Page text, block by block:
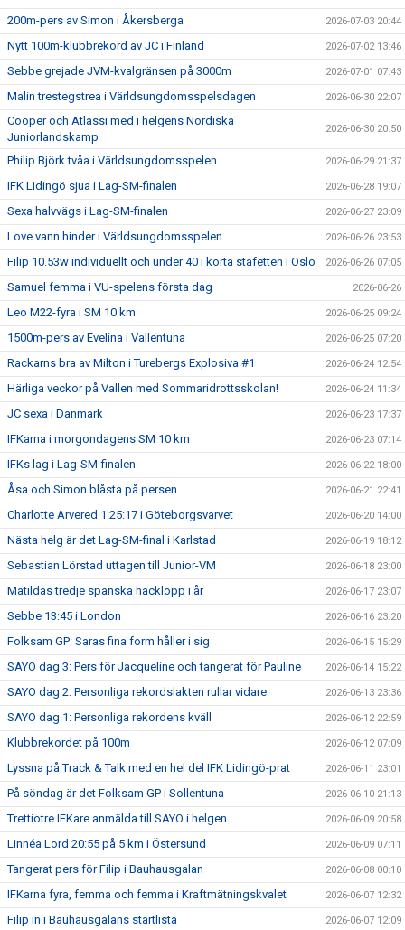
200m-pers av Simon i Åkersberga 2026-07-03 20:44
Nytt 100m-klubbrekord av JC i Finland 2026-07-02 13:46
Sebbe grejade JVM-kvalgränsen på 3000m 2026-07-01 07:43
Malin trestegstrea i Världsungdomsspelsdagen 2026-06-30 22:07
Cooper och Atlassi med i helgens Nordiska
Juniorlandskamp
2026-06-30 20:50
Philip Björk tvåa i Världsungdomsspelen 2026-06-29 21:37
IFK Lidingö sjua i Lag-SM-finalen 2026-06-28 19:07
Sexa halvvägs i Lag-SM-finalen 2026-06-27 23:09
Love vann hinder i Världsungdomsspelen 2026-06-26 23:53
Filip 10.53w individuellt och under 40 i korta stafetten i Oslo 2026-06-26 07:05
Samuel femma i VU-spelens första dag 2026-06-26
Leo M22-fyra i SM 10 km 2026-06-25 09:24
1500m-pers av Evelina i Vallentuna 2026-06-25 07:20
Rackarns bra av Milton i Turebergs Explosiva #1 2026-06-24 12:54
Härliga veckor på Vallen med Sommaridrottsskolan! 2026-06-24 11:34
JC sexa i Danmark 2026-06-23 17:37
IFKarna i morgondagens SM 10 km 2026-06-23 07:14
IFKs lag i Lag-SM-finalen 2026-06-22 18:00
Åsa och Simon blåsta på persen 2026-06-21 22:41
Charlotte Arvered 1:25:17 i Göteborgsvarvet 2026-06-20 14:00
Nästa helg är det Lag-SM-final i Karlstad 2026-06-19 18:12
Sebastian Lörstad uttagen till Junior-VM 2026-06-18 23:00
Matildas tredje spanska häcklopp i år 2026-06-17 23:07
Sebbe 13:45 i London 2026-06-16 23:20
Folksam GP: Saras fina form håller i sig 2026-06-15 15:29
SAYO dag 3: Pers för Jacqueline och tangerat för Pauline 2026-06-14 15:22
SAYO dag 2: Personliga rekordslakten rullar vidare 2026-06-13 23:36
SAYO dag 1: Personliga rekordens kväll 2026-06-12 22:59
Klubbrekordet på 100m 2026-06-12 07:09
Lyssna på Track & Talk med en hel del IFK Lidingö-prat 2026-06-11 23:01
På söndag är det Folksam GP i Sollentuna 2026-06-10 21:13
Trettiotre IFKare anmälda till SAYO i helgen 2026-06-09 20:58
Linnéa Lord 20:55 på 5 km i Östersund 2026-06-09 07:11
Tangerat pers för Filip i Bauhausgalan 2026-06-08 00:10
IFKarna fyra, femma och femma i Kraftmätningskvalet 2026-06-07 12:32
Filip in i Bauhausgalans startlista 2026-06-07 12:09